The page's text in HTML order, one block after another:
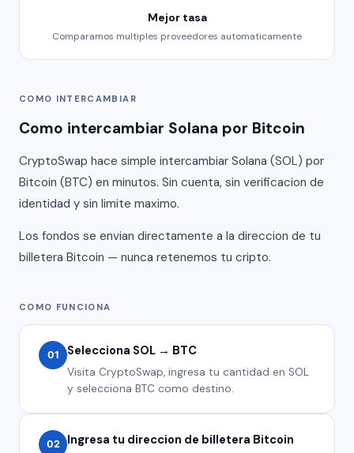
Mejor tasa
Comparamos multiples proveedores automaticamente
COMO INTERCAMBIAR
Como intercambiar Solana por Bitcoin
CryptoSwap hace simple intercambiar Solana (SOL) por
Bitcoin (BTC) en minutos. Sin cuenta, sin verificacion de
identidad y sin limite maximo.
Los fondos se envian directamente a la direccion de tu
billetera Bitcoin — nunca retenemos tu cripto.
COMO FUNCIONA
01 Selecciona SOL → BTC
Visita CryptoSwap, ingresa tu cantidad en SOL
y selecciona BTC como destino.
02 Ingresa tu direccion de billetera Bitcoin